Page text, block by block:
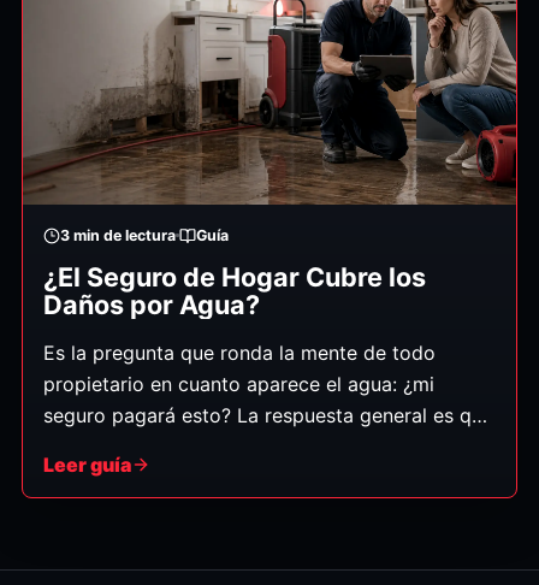
3 min de lectura Guía
¿El Seguro de Hogar Cubre los
Daños por Agua?
Es la pregunta que ronda la mente de todo
propietario en cuanto aparece el agua: ¿mi
seguro pagará esto? La respuesta general es que
agua que son súbitos y accidentales — pero no
puede saber en cuál de los dos casos cae su
Leer guía